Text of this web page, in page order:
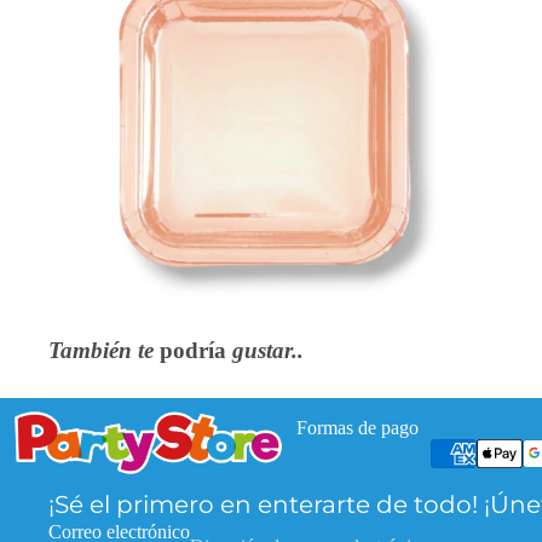
También te podría gustar..
Formas de pago
¡Sé el primero en enterarte de todo!
Correo electrónico
Política de privacidad
Política de reembolso
Información de contacto